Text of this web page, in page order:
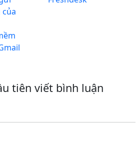
tiên viết bình luận